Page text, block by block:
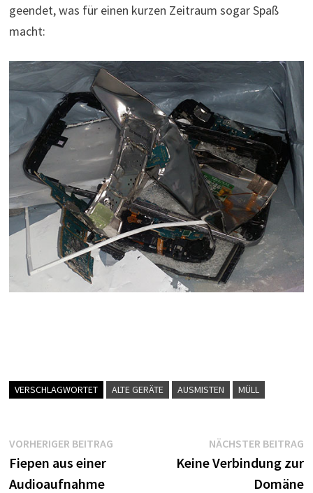
geendet, was für einen kurzen Zeitraum sogar Spaß
macht:
VERSCHLAGWORTET ALTE GERÄTE AUSMISTEN MÜLL
Beitragsnavigation
VORHERIGER BEITRAGVorheriger
Fiepen aus einer
Audioaufnahme
NÄCHSTER BEITRAG
Keine Verbindung zur
Domäne